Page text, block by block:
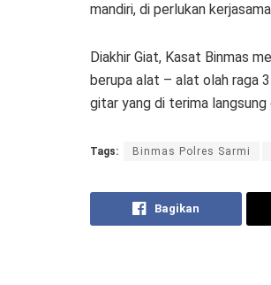
mandiri, di perlukan
Diakhir Giat, Kasat Binmas
berupa alat – alat olah raga
gitar yang di terima
Tags: Binmas Polres Sarmi
Bagikan